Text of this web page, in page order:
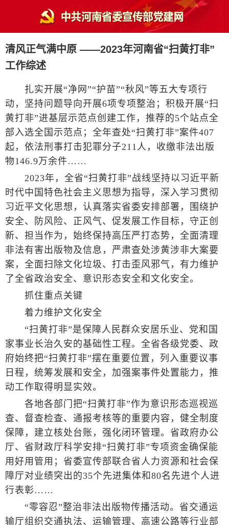
清风正气满中原 ——2023年河南省“扫黄打非”
工作综述
扎实开展“净网”“护苗”“秋风”等五大专项行
动，坚持问题导向开展6项专项整治；积极开展“扫
黄打非”进基层示范点创建工作，推荐的5个站点全
部入选全国示范点；全年查处“扫黄打非”案件407
起，依法刑事打击犯罪分子211人，收缴非法出版
物146.9万余件……
2023年，全省“扫黄打非”战线坚持以习近平新
时代中国特色社会主义思想为指导，深入学习贯彻
习近平文化思想，认真落实省委安排部署，围绕护
安全、防风险、正风气、促发展工作目标，守正创
新、担当作为，始终保持高压严打态势，全面清理
非法有害出版物及信息，严肃查处涉黄涉非大案要
案，全面扫除文化垃圾、打击歪风邪气，有力维护
了全省政治安全、意识形态安全和文化安全。
抓住重点关键
着力维护文化安全
“扫黄打非”是保障人民群众安居乐业、党和国
家事业长治久安的基础性工程。全省各级党委、政
府始终把“扫黄打非”摆在重要位置，列入重要议事
日程，统筹发展和安全，加强案事件处置能力，推
动工作取得明显实效。
各地各部门把“扫黄打非”作为意识形态巡视巡
查、督查检查、通报考核等的重要内容，健全制度
保障，建立核处台账，强化闭环管理。省政府办公
厅、省财政厅科学安排“扫黄打非”专项资金确保能
用好用管用；省委宣传部联合省人力资源和社会保
障厅对业绩突出的35个先进集体和80名先进个人进
行表彰……
“零容忍”整治非法出版物传播活动。省交通运
输厅组织交通执法、运输管理、高速公路等行业部